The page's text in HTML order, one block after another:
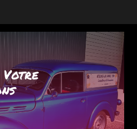
Votre